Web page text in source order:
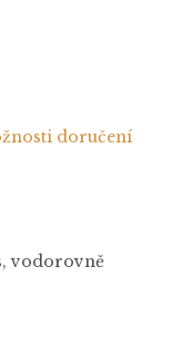
doručení
vodorovně